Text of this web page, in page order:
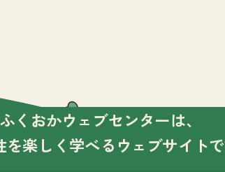
くおかウェブセンターは、
楽しく学べる ウェブサイトで